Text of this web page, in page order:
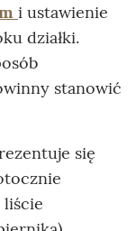
i ustawienie
działki.
stanowić
się